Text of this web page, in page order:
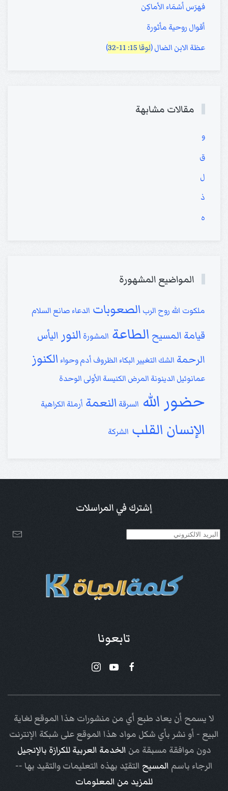
فهرَس أسْمَاء الأماكِن
أقوال روحية مأثورة
عظة الابن الضال (لوقا 15: 11-32 )
مقالات مشابهة
و
ق
ل
ذ
ه
المواضيع المشهورة
ملكوت الله روح الرب الصعوبات الدعاء صانع السلام
قيامة المسيح الطاعة المشورة النور اليأس
الرحمة الشك التغيير البكاء الظروف أدم وحواء الكنوز
عمانوئيل الدينونة المرض الكنيسة الأولى الوحدة
حضور الله السرقة النعمة أرملة الكراهية
الإنسان القلب الشركة
إشترك في المراسلات
تابعونا
لا يسمح أن يعاد طبع أي من منشورات هذا الموقع لغاية
البيع - أو نشر بأي شكل مواد هذا الموقع على شبكة الإنترنت
دون موافقة مسبقة من الخدمة العربية للكرازة بالإنجيل
الرجاء باسم المسيح التقيّد بهذه التعليمات والتقيد بها --
للمزيد من المعلومات